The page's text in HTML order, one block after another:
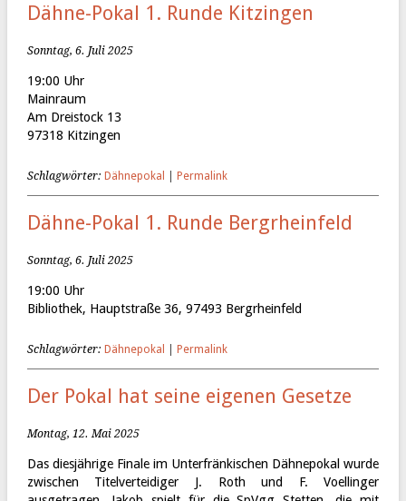
Dähne-Pokal 1. Runde Kitzingen
Sonntag, 6. Juli 2025
19:00 Uhr
Mainraum
Am Dreistock 13
97318 Kitzingen
Schlagwörter: Dähnepokal Permalink
Dähne-Pokal 1. Runde Bergrheinfeld
Sonntag, 6. Juli 2025
19:00 Uhr
Bibliothek, Hauptstraße 36, 97493 Bergrheinfeld
Schlagwörter: Dähnepokal Permalink
Der Pokal hat seine eigenen Gesetze
Montag, 12. Mai 2025
Das diesjährige Finale im Unterfränkischen Dähnepokal wurde
zwischen Titelverteidiger J. Roth und F. Voellinger